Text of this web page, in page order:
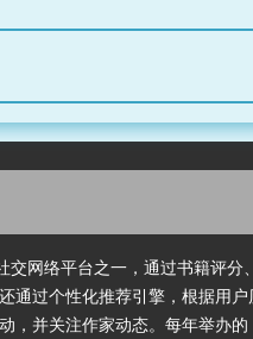
计
与团
资
创
结构，帮助访客迅
括实时翻译、企业
能力、行业语言包
技术驱动、全球化
盖，是典型的“产
网络平台之一，通过书籍评
通过个性化推荐引擎，根据用
，并关注作家动态。每年举